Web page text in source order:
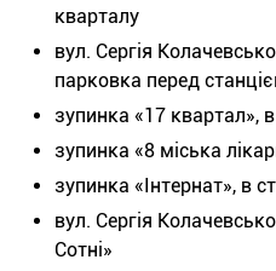
кварталу
вул. Сергія
парковка перед
зупинка «17 квартал»,
зупинка «8 міська
зупинка «Інтернат», в
вул. Сергія
Сотні»